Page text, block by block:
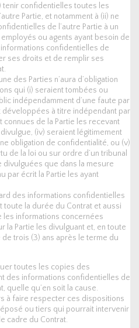
tenir confidentielles toutes les
Partie, et notamment à (ii) ne
de l’autre Partie à un
ou agents ayant besoin de
informations confidentielles de
ses droits et de remplir ses
des Parties n’aura d’obligation
qui (i) seraient tombées ou
indépendamment d’une faute par
développées à titre indépendant par
connues de la Partie les recevant
(iv) seraient légitimement
obligation de confidentialité, ou (v)
de la loi ou sur ordre d’un tribunal
que dans la mesure
par écrit la Partie les ayant
des informations confidentielles
la durée du Contrat et aussi
les informations concernées
Partie les divulguant et, en toute
trois (3) ans après le terme du
toutes les copies des
des informations confidentielles de
quelle qu’en soit la cause.
à faire respecter ces dispositions
ou tiers qui pourrait intervenir
cadre du Contrat.